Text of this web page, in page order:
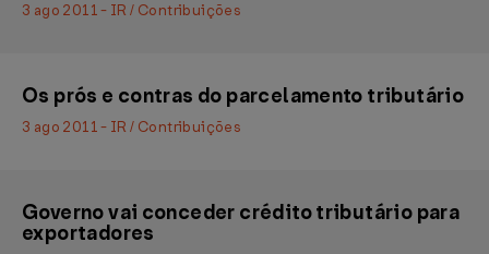
3 ago 2011 - IR / Contribuições
Os prós e contras do parcelamento tributário
3 ago 2011 - IR / Contribuições
Governo vai conceder crédito tributário para
exportadores